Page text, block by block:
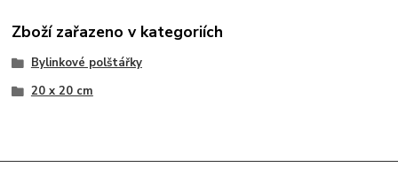
Zboží zařazeno v kategoriích
Bylinkové polštářky
20 x 20 cm